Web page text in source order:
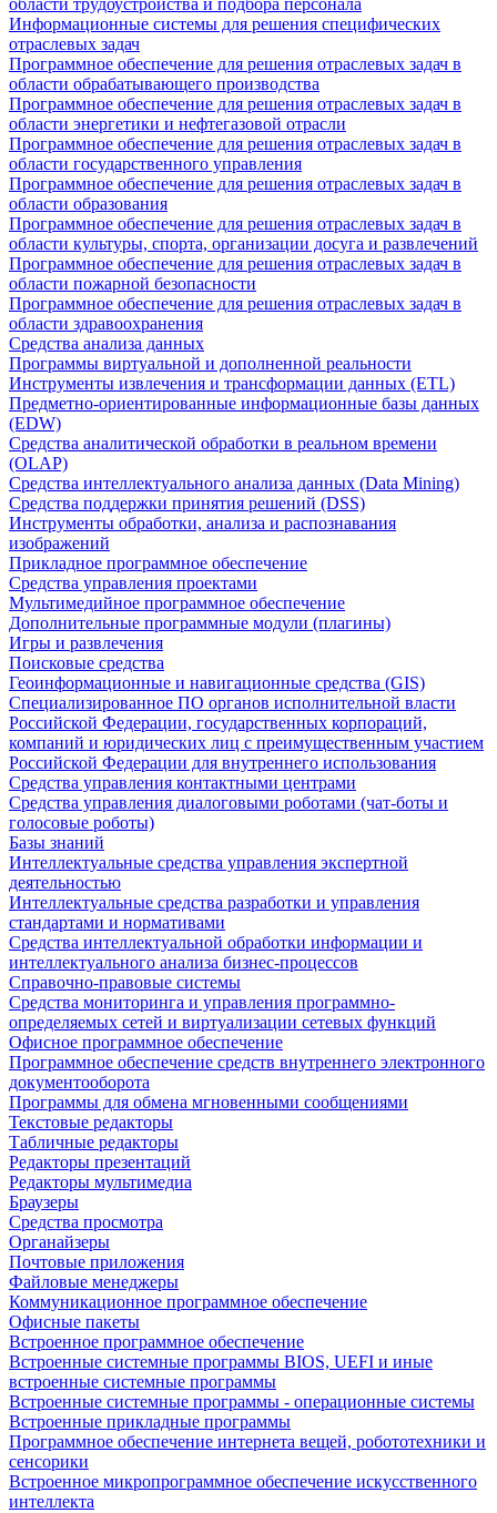
области трудоустройства и подбора персонала
Информационные системы для решения специфических
отраслевых задач
Программное обеспечение для решения отраслевых задач в
области обрабатывающего производства
Программное обеспечение для решения отраслевых задач в
области энергетики и нефтегазовой отрасли
Программное обеспечение для решения отраслевых задач в
области государственного управления
Программное обеспечение для решения отраслевых задач в
области образования
Программное обеспечение для решения отраслевых задач в
области культуры, спорта, организации досуга и развлечений
Программное обеспечение для решения отраслевых задач в
области пожарной безопасности
Программное обеспечение для решения отраслевых задач в
области здравоохранения
Средства анализа данных
Программы виртуальной и дополненной реальности
Инструменты извлечения и трансформации данных (ETL)
Предметно-ориентированные информационные базы данных
(EDW)
Средства аналитической обработки в реальном времени
(OLAP)
Средства интеллектуального анализа данных (Data Mining)
Средства поддержки принятия решений (DSS)
Инструменты обработки, анализа и распознавания
изображений
Прикладное программное обеспечение
Средства управления проектами
Мультимедийное программное обеспечение
Дополнительные программные модули (плагины)
Игры и развлечения
Поисковые средства
Геоинформационные и навигационные средства (GIS)
Специализированное ПО органов исполнительной власти
Российской Федерации, государственных корпораций,
компаний и юридических лиц с преимущественным участием
Российской Федерации для внутреннего использования
Средства управления контактными центрами
Средства управления диалоговыми роботами (чат-боты и
голосовые роботы)
Базы знаний
Интеллектуальные средства управления экспертной
деятельностью
Интеллектуальные средства разработки и управления
стандартами и нормативами
Средства интеллектуальной обработки информации и
интеллектуального анализа бизнес-процессов
Справочно-правовые системы
Средства мониторинга и управления программно-
определяемых сетей и виртуализации сетевых функций
Офисное программное обеспечение
Программное обеспечение средств внутреннего электронного
документооборота
Программы для обмена мгновенными сообщениями
Текстовые редакторы
Табличные редакторы
Редакторы презентаций
Редакторы мультимедиа
Браузеры
Средства просмотра
Органайзеры
Почтовые приложения
Файловые менеджеры
Коммуникационное программное обеспечение
Офисные пакеты
Встроенное программное обеспечение
Встроенные системные программы BIOS, UEFI и иные
встроенные системные программы
Встроенные системные программы - операционные системы
Встроенные прикладные программы
Программное обеспечение интернета вещей, робототехники и
сенсорики
Встроенное микропрограммное обеспечение искусственного
интеллекта